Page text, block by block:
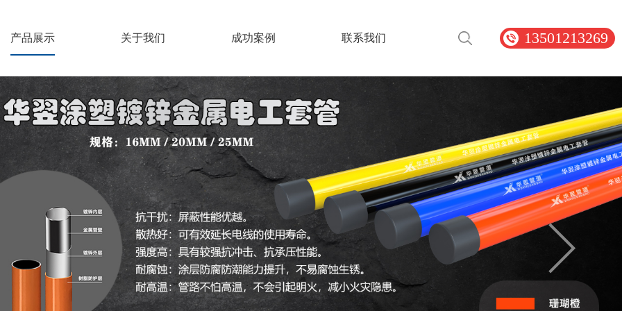
产品展示 关于我们 成功案例 联系我们 13501213269